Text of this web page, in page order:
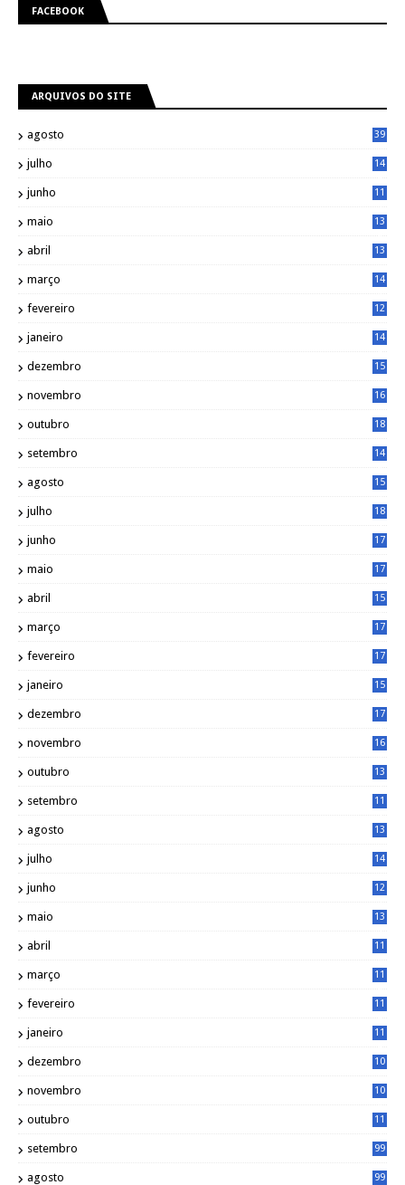
FACEBOOK
ARQUIVOS DO SITE
agosto 39
julho
14
junho
11
maio
13
abril
13
março
14
fevereiro
12
janeiro
14
dezembro
15
novembro
16
outubro
18
setembro
14
agosto
15
julho
18
junho
17
maio
17
abril
15
março
17
fevereiro
17
janeiro
15
dezembro
17
novembro
16
outubro
13
setembro
11
agosto
13
julho
14
junho
12
maio
13
abril
11
março
11
fevereiro
11
janeiro
11
dezembro
10
novembro
10
outubro
11
setembro 99
agosto 99